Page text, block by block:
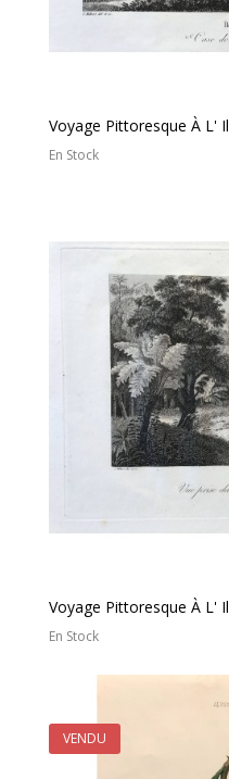
Voyage Pittoresque À L'
En Stock
Voyage Pittoresque À L'
En Stock
VENDU